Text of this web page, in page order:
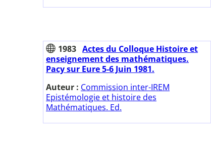
1983 Actes du Colloque Histoire et
enseignement des mathématiques.
Pacy sur Eure 5-6 Juin 1981.
Auteur : Commission inter-IREM
Epistémologie et histoire des
Mathématiques. Ed.